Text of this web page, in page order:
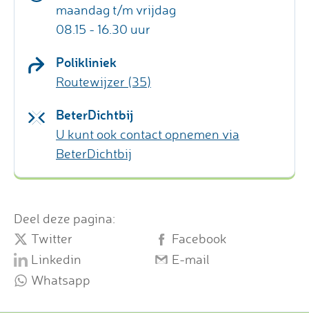
maandag t/m vrijdag
08.15 - 16.30 uur
Polikliniek
Routewijzer (35)
BeterDichtbij
U kunt ook contact opnemen via
BeterDichtbij
Deel deze pagina:
Twitter
Facebook
Linkedin
E-mail
Whatsapp